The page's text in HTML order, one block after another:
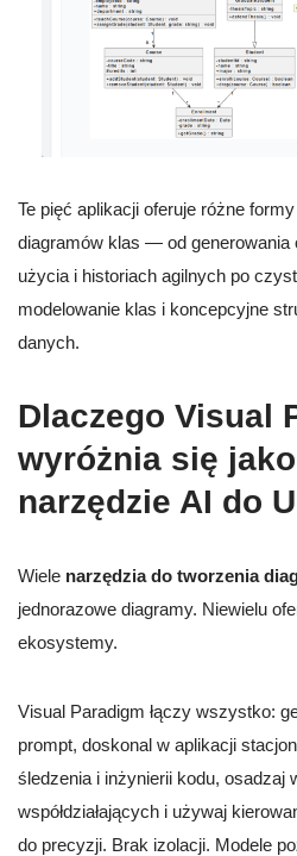
Te pięć aplikacji oferuje różne
diagramów klas — od generowania
użycia i historiach agilnych po
modelowanie klas i koncepcyjne
danych.
Dlaczego Visual
wyróżnia się
narzędzie AI do
Wiele narzędzia do tworzenia
jednorazowe diagramy. Niewielu
ekosystemy.
Visual Paradigm łączy wszystko:
prompt, doskonal w aplikacji
śledzenia i inżynierii kodu, osadzaj
współdziałających i używaj
do precyzji. Brak izolacji. Modele